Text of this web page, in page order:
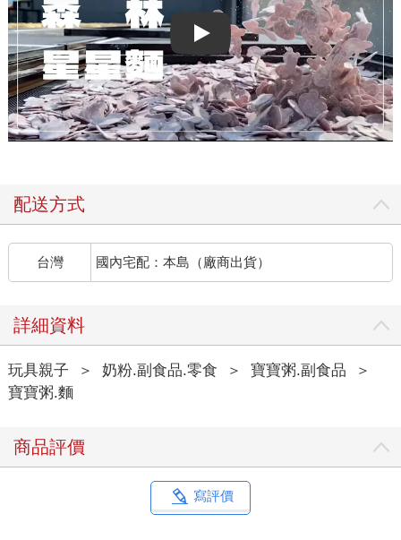
Play video
配送方式
台灣 國內宅配：本島（廠商出貨）
詳細資料
玩具親子 ＞ 奶粉.副食品.零食 ＞ 寶寶粥.副食品
＞
寶寶粥.麵
商品評價
寫評價